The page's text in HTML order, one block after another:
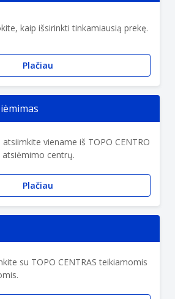
kaip išsirinkti tinkamiausią prekę.
Plačiau
atsiimkite viename iš TOPO CENTRO
atsiėmimo centrų.
Plačiau
su TOPO CENTRAS teikiamomis